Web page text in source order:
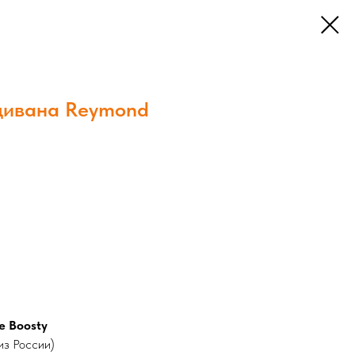
Reymond
Boosty
России)